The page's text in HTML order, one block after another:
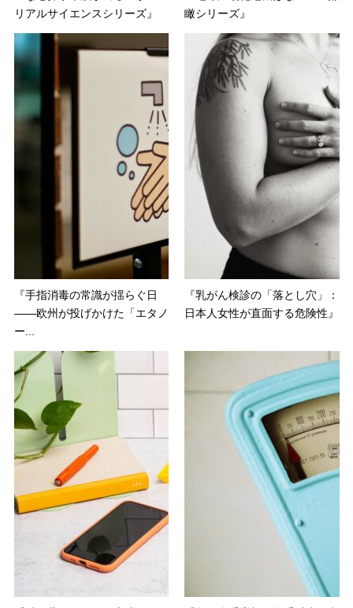
リアルサイエンスシリーズ』
瞰シリーズ』
『手指消毒の常識が揺らぐ日
――欧州が投げかけた「エタノ
ー...
『乳がん検診の「落とし穴」：
日本人女性が直面する危険性』